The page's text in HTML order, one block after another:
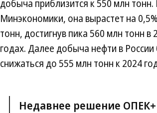
добыча приблизится к 550 млн
Минэкономики, она вырастет на
тонн, достигнув пика 560 млн тонн в
годах. Далее добыча нефти в России
снижаться до 555 млн тонн к 2024
Недавнее решение